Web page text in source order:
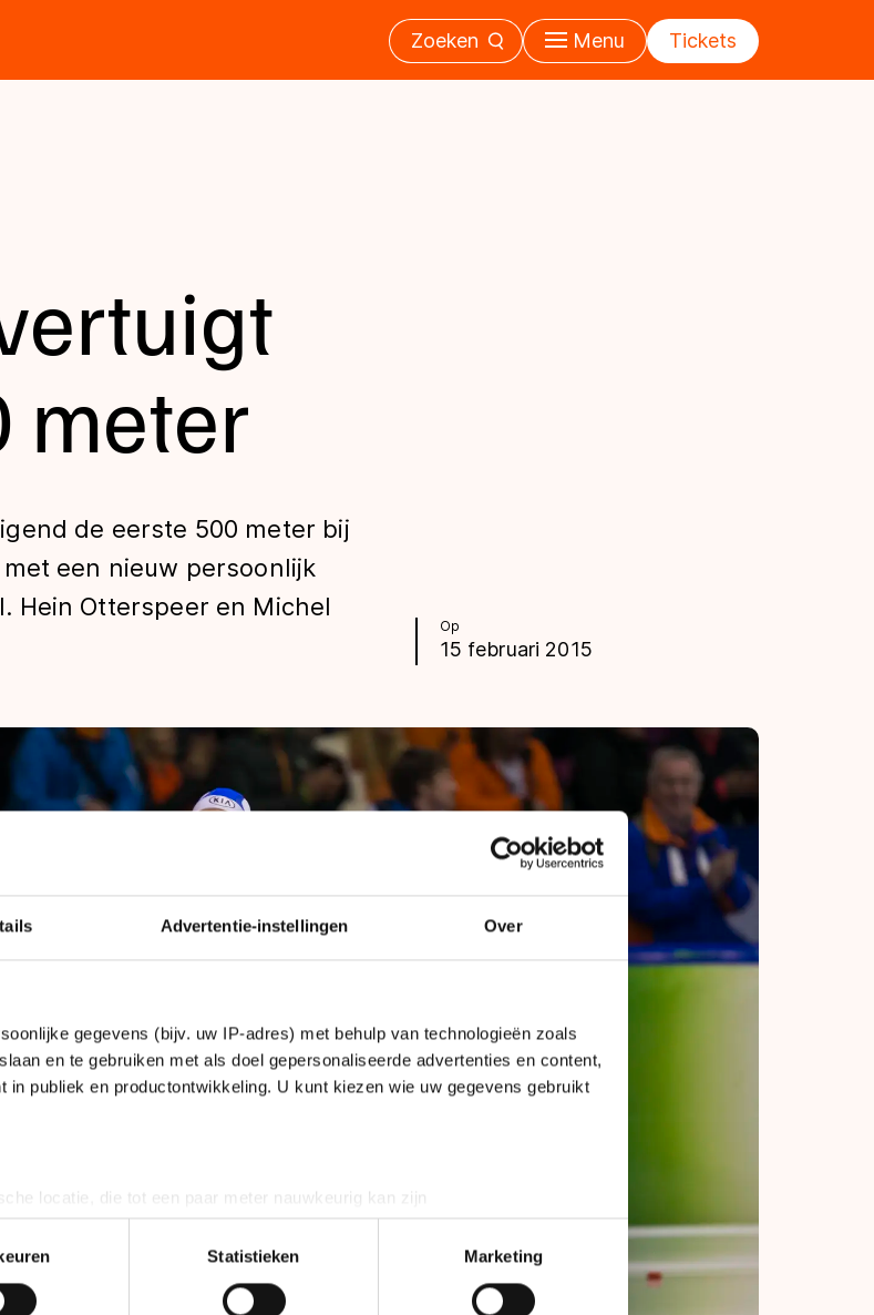
Advertentie-instellingen Over
gegevens (bijv. uw IP-adres) met behulp van technologieën zoals
en te gebruiken met als doel gepersonaliseerde advertenties en content,
in publiek en productontwikkeling. U kunt kiezen wie uw gegevens gebruikt
locatie, die tot een paar meter nauwkeurig kan zijn
scannen op specifieke eigenschappen (fingerprinting)
worden verwerkt en stel uw voorkeuren in het
detailgedeeltein. U kunt uw
in de Cookieverklaring.
Statistieken Marketing
Zoeken Menu Tickets
Op
15 februari 2015
meter
de eerste 500 meter bij
een nieuw persoonlijk
Hein Otterspeer en Michel